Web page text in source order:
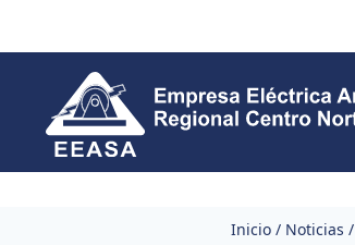
Inicio / Noticias /